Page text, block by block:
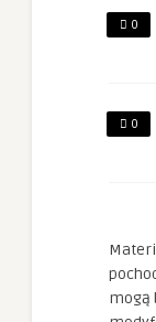
0
0
mogą